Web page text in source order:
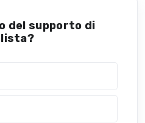
del supporto di